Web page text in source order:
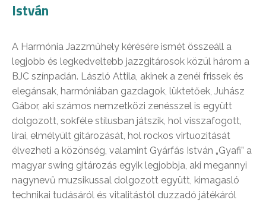
István
A Harmónia Jazzműhely kérésére ismét összeáll a
legjobb és legkedveltebb jazzgitárosok közül három a
BJC színpadán. László Attila, akinek a zenéi frissek és
elegánsak, harmóniában gazdagok, lüktetőek, Juhász
Gábor, aki számos nemzetközi zenésszel is együtt
dolgozott, sokféle stílusban játszik, hol visszafogott,
lírai, elmélyült gitározását, hol rockos virtuozitását
élvezheti a közönség, valamint Gyárfás István „Gyafi” a
magyar swing gitározás egyik legjobbja, aki megannyi
nagynevű muzsikussal dolgozott együtt, kimagasló
technikai tudásáról és vitalitástól duzzadó játékáról